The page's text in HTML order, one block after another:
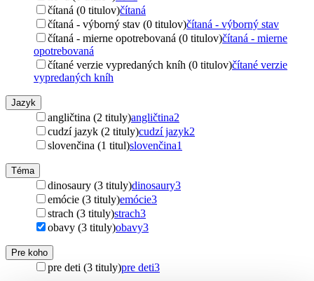
čítaná (0 titulov)čítaná
čítaná - výborný stav (0 titulov)čítaná - výborný stav
čítaná - mierne opotrebovaná (0 titulov)čítaná - mierne
opotrebovaná
čítané verzie vypredaných kníh (0 titulov)čítané verzie
vypredaných kníh
Jazyk
angličtina (2 tituly)angličtina2
cudzí jazyk (2 tituly)cudzí jazyk2
slovenčina (1 titul)slovenčina1
Téma
dinosaury (3 tituly)dinosaury3
emócie (3 tituly)emócie3
strach (3 tituly)strach3
obavy (3 tituly)obavy3
Pre koho
pre deti (3 tituly)pre deti3